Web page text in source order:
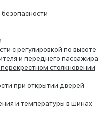
с регулировкой по высоте
и переднего пассажира
столкновении
при открытии дверей
и температуры в шинах